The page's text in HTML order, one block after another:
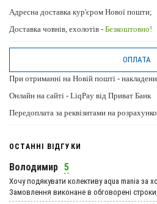
Адресна доставка кур'єром Нової пошти;
Доставка човнів, ехолотів - Безкоштовно!
ОПЛАТА
При отриманні на Новій пошті -
Онлайн на сайті - LiqPay від Приват Банк
Передоплата за реквізитами на
ОСТАННІ ВІДГУКИ
Володимир 5
Хочу подякувати колективу aqua mania за
Замовлення виконане в обговорені